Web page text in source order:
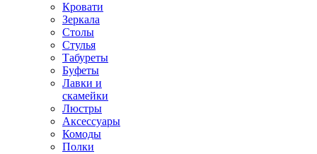
Кровати
Зеркала
Столы
Стулья
Табуреты
Буфеты
Лавки и
скамейки
Люстры
Аксессуары
Комоды
Полки